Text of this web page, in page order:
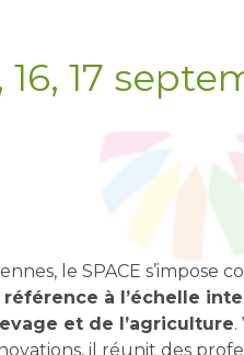
17
le SPACE s’impose
à l’échelle
et de l’agriculture.
il réunit des